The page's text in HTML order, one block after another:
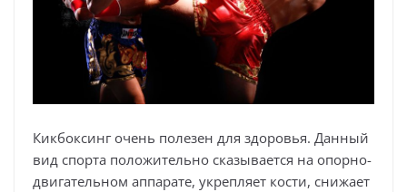
Кикбоксинг очень полезен для здоровья. Данный
вид спорта положительно сказывается на опорно-
двигательном аппарате, укрепляет кости, снижает